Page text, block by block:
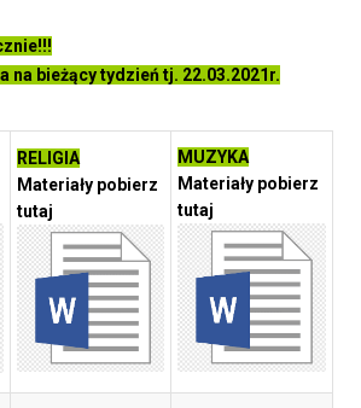
na bieżący tydzień tj. 22.03.2021r.
RELIGIA
Materiały pobierz
tutaj
MUZYKA
Materiały pobierz
tutaj